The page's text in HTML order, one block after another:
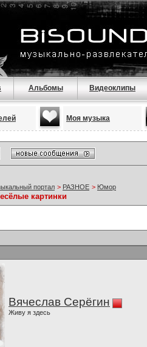
Альбомы Видеоклипы
Моя музыка
портал > РАЗНОЕ > Юмор
картинки
Вячеслав Серёгин
Живу я здесь